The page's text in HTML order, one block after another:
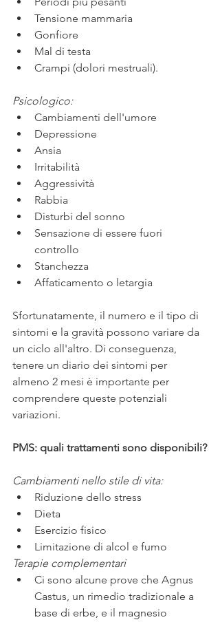
Tensione mammaria
Gonfiore
Mal di testa
Crampi (dolori mestruali).
Psicologico:
Cambiamenti dell'umore
Depressione
Ansia
Irritabilità
Aggressività
Rabbia
Disturbi del sonno
Sensazione di essere fuori
controllo
Stanchezza
Affaticamento o letargia
Sfortunatamente, il numero e il tipo di
sintomi e la gravità possono variare da
un ciclo all'altro. Di conseguenza,
tenere un diario dei sintomi per
almeno 2 mesi è importante per
comprendere queste potenziali
variazioni.
PMS: quali trattamenti sono disponibili?
Cambiamenti nello stile di vita:
Riduzione dello stress
Dieta
Esercizio fisico
Limitazione di alcol e fumo
Terapie complementari
Ci sono alcune prove che Agnus
Castus, un rimedio tradizionale a
base di erbe, e il magnesio